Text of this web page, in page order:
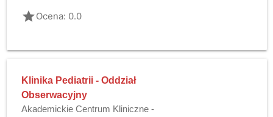
gradeOcena: 0.0
Klinika Pediatrii - Oddział
Obserwacyjny
Akademickie Centrum Kliniczne -